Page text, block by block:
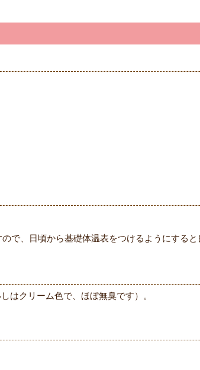
で、日頃から基礎体温表をつけるようにする
はクリーム色で、ほぼ無臭です）。